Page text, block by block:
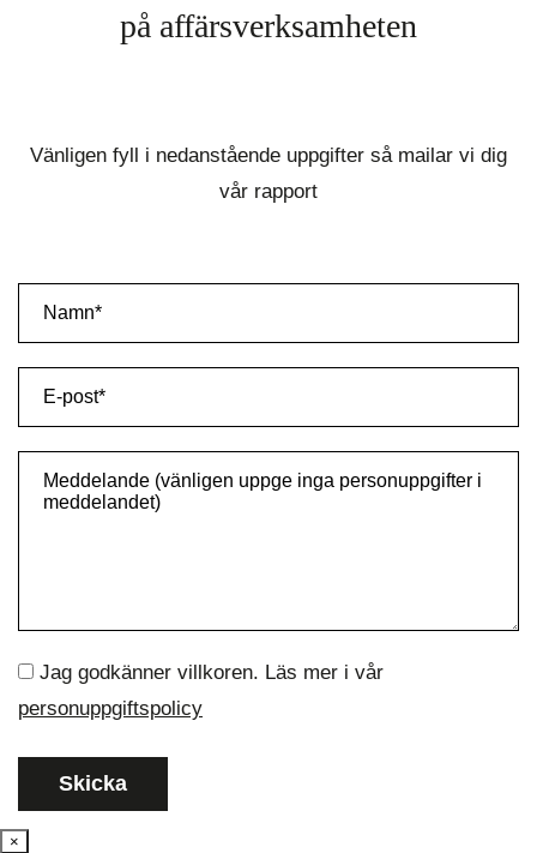
på affärsverksamheten
Vänligen fyll i nedanstående uppgifter så mailar vi dig
vår rapport
Jag godkänner villkoren. Läs mer i vår
personuppgiftspolicy
×